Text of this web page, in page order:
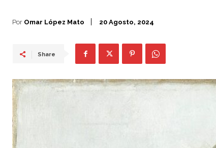
Por Omar López Mato 20 Agosto, 2024
Share